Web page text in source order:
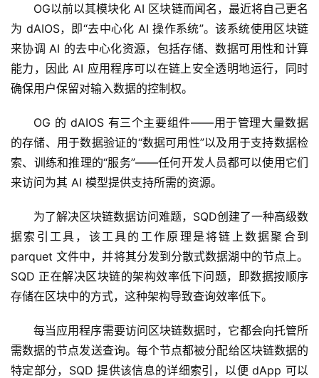
OG以前以其模块化 AI 区块链而闻名，最近将自己更名
为 dAIOS，即“去中心化 AI 操作系统”。该系统使用区块链
来协调 AI 的去中心化资源，包括存储、数据可用性和计算
能力，因此 AI 应用程序可以在链上安全透明地运行，同时
确保用户保留对输入数据的控制权。
OG 的 dAIOS 有三个主要组件——用于管理大量数据
的存储、用于数据验证的“数据可用性”以及用于支持数据检
索、训练和推理的“服务”——任何开发人员都可以使用它们
来访问为其 AI 模型提供支持所需的资源。
为了解决区块链数据访问难题，SQD创建了一种高级数
据索引工具，该工具的工作原理是将链上数据聚合到
parquet 文件中，并将其分发到分散式数据湖中的节点上。
SQD 正在解决区块链的架构效率低下问题，即数据按顺序
存储在区块中的方式，这种架构导致查询效率低下。
每当应用程序需要访问区块链数据时，它都会向托管所
需数据的节点发送查询。每个节点都被分配给区块链数据的
特定部分，SQD 提供该信息的详细索引，以便 dApp 可以